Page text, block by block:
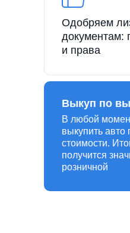
Одобряем
документам:
и права
В любой
выкупить авто
стоимости.
получится
розничной
Выкуп по